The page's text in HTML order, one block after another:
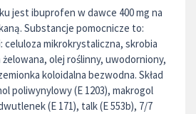
jest ibuprofen w dawce 400 mg na
Substancje pomocnicze to:
celuloza mikrokrystaliczna, skrobia
olej roślinny, uwodorniony,
koloidalna bezwodna. Skład
poliwynylowy (E 1203), makrogol
(E 171), talk (E 553b), 7/7